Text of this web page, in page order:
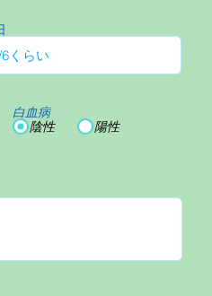
白血病
陰性
陽性